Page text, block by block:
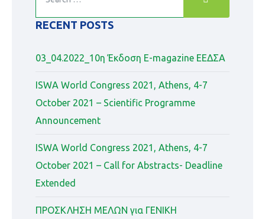
RECENT POSTS
03_04.2022_10η Έκδοση Ε-magazine ΕΕΔΣΑ
ISWA World Congress 2021, Athens, 4-7
October 2021 – Scientific Programme
Announcement
ISWA World Congress 2021, Athens, 4-7
October 2021 – Call for Abstracts- Deadline
Extended
ΠΡΟΣΚΛΗΣΗ ΜΕΛΩΝ για ΓΕΝΙΚΗ